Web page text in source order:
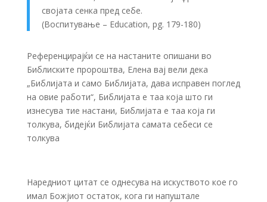
својата сенка пред себе.
(Воспитување – Education, pg. 179-180)
Референцирајќи се на настаните опишани во
Библиските пророштва, Елена вај вели дека
„Библијата и само Библијата, дава исправен поглед
на овие работи“, Библијата е таа која што ги
изнесува тие настани, Библијата е таа која ги
толкува, бидејќи Библијата самата себеси се
толкува
Наредниот цитат се однесува на искуството кое го
имал Божјиот остаток, кога ги напуштале